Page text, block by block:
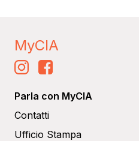
MyCIA
Parla con MyCIA
Contatti
Ufficio Stampa